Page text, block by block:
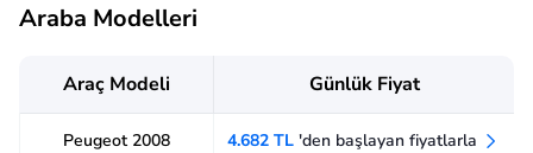
Araba Modelleri
Araç Modeli Günlük Fiyat
Peugeot 2008 4.682 TL 'den başlayan fiyatlarla